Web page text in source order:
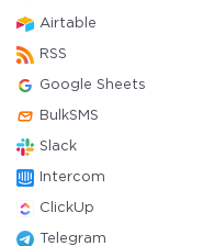
Airtable
RSS
Google Sheets
BulkSMS
Slack
Intercom
ClickUp
Telegram